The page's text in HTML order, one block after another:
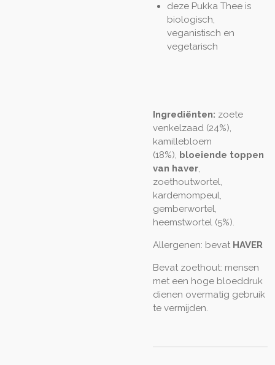
deze Pukka Thee is
biologisch,
veganistisch en
vegetarisch
Ingrediënten: zoete
venkelzaad (24%),
kamillebloem
(18%), bloeiende toppen
van haver,
zoethoutwortel,
kardemompeul,
gemberwortel,
heemstwortel (5%).
Allergenen: bevat HAVER
Bevat zoethout: mensen
met een hoge bloeddruk
dienen overmatig gebruik
te vermijden.